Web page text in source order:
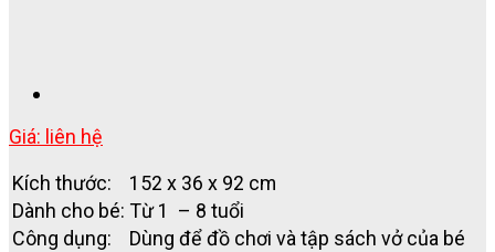
Giá: liên hệ
Kích thước:
152 x 36 x 92 cm
Dành cho bé: Từ 1 – 8 tuổi
Công dụng:
Dùng để đồ chơi và tập sách vở của bé